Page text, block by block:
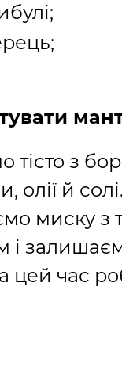
тісто з
олії й солі.
миску з
і
цей час